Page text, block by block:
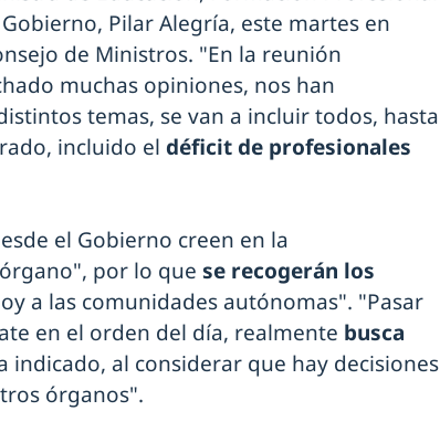
Pilar Alegría, este martes en
de Ministros. "En la reunión
muchas opiniones, nos han
temas, se van a incluir todos, hasta
incluido el déficit de profesionales
el Gobierno creen en la
por lo que se recogerán los
a las comunidades autónomas". "Pasar
en el orden del día, realmente busca
indicado, al considerar que hay decisiones
órganos".